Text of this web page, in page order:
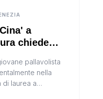
a
chiede
pallavolista
nella
di laurea a